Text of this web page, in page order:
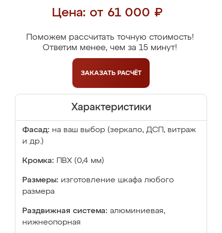
Цена: от 61 000 ₽
Поможем рассчитать точную стоимость!
Ответим менее, чем за 15 минут!
ЗАКАЗАТЬ РАСЧЁТ
Характеристики
Фасад: на ваш выбор (зеркало, ДСП, витраж
и др.)
Кромка: ПВХ (0,4 мм)
Размеры: изготовление шкафа любого
размера
Раздвижная система: алюминиевая,
нижнеопорная